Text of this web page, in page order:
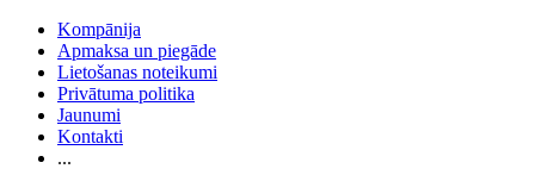
Kompānija
Apmaksa un piegāde
Lietošanas noteikumi
Privātuma politika
Jaunumi
Kontakti
...